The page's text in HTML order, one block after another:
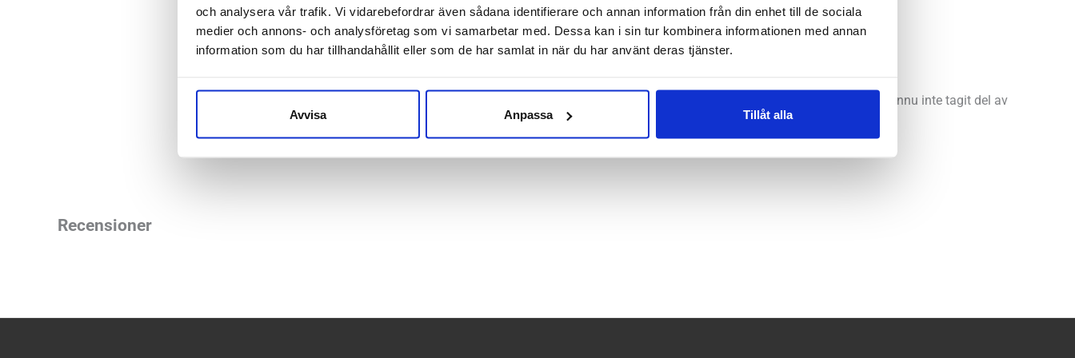
och analysera vår trafik. Vi vidarebefordrar även sådana identifierare och annan information från din enhet till de sociala
medier och annons- och analysföretag som vi samarbetar med. Dessa kan i sin tur kombinera informationen med annan
information som du har tillhandahållit eller som de har samlat in när du har använt deras tjänster.
Avvisa Anpassa Tillåt alla
20% mjukare än Standard-modellen
Perfekt val för nybörjaren eller vid hög smärtkänslighet
30cm bred och 15cm tjock
En stor variation av övningar kan du hitta på BLACKROLLS hemsida eller i BLACKROLLS app. Perfekt för dig som ännu inte tagit del av
fördelarna av träning med foam roller.
Recensioner